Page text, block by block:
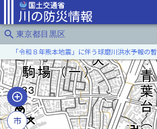
search 東京都目黒区
「令和８年熊本地震」に伴う球磨川洪水予報の
市